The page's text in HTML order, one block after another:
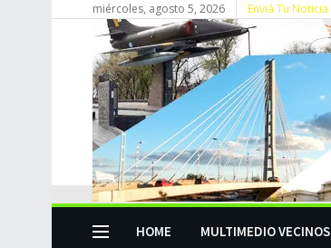
miércoles, agosto 5, 2026 Enviá Tu Noticia
HOME MULTIMEDIO VECINOS